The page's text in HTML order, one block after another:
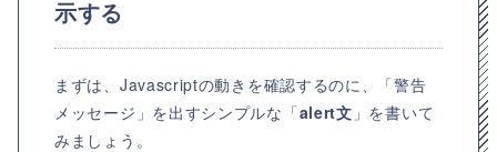
示する
まずは、Javascriptの動きを確認するのに、「警告
メッセージ」を出すシンプルな「alert文 」を書いて
みましょう。